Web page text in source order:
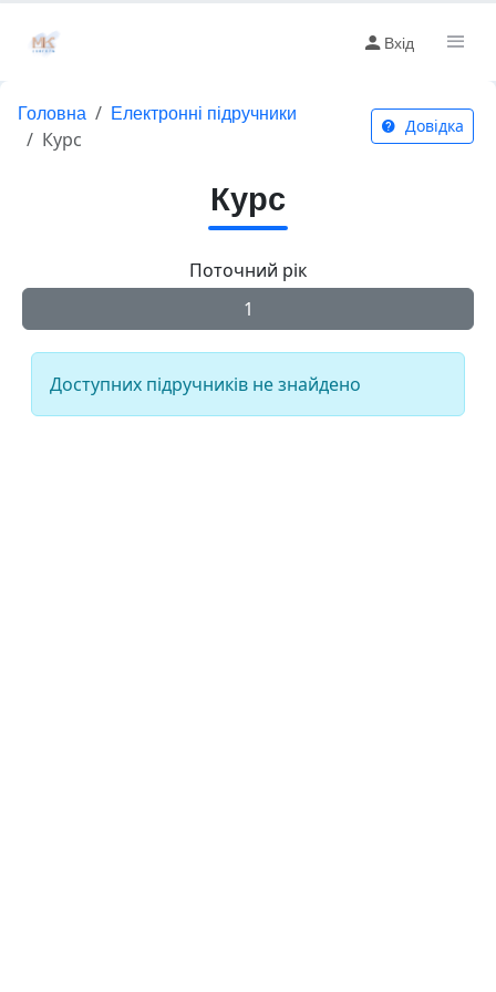
Вхід
Головна Електронні підручники
Курс
Довідка
Курс
Поточний рік
1
Доступних підручників не знайдено